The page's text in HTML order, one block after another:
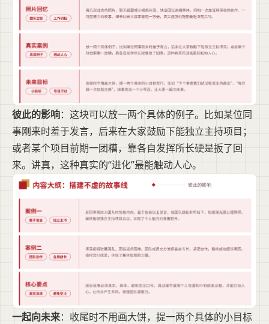
彼此的影响：这块可以放一两个具体的例子。比如某位同
事刚来时羞于发言，后来在大家鼓励下能独立主持项目；
或者某个项目前期一团糟，靠各自发挥所长硬是扳了回
来。讲真，这种真实的“进化”最能触动人心。
一起向未来：收尾时不用画大饼，提一两个具体的小目标